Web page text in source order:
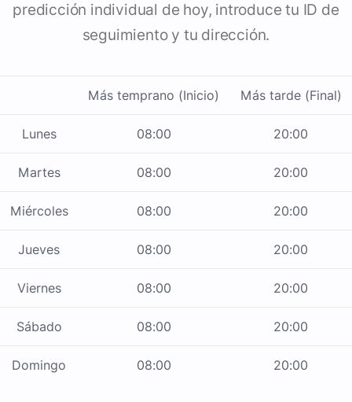
predicción individual de hoy, introduce tu ID de
seguimiento y tu dirección.
Más temprano (Inicio) Más tarde (Final)
Lunes 08:00 20:00
Martes 08:00 20:00
Miércoles 08:00 20:00
Jueves 08:00 20:00
Viernes 08:00 20:00
Sábado 08:00 20:00
Domingo 08:00 20:00